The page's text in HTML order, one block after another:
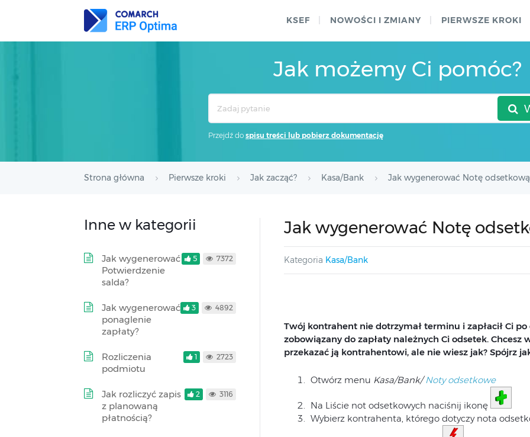
KSEF NOWOŚCI I ZMIANY PIERWSZE KROKI
Jak możemy Ci pomóc?
Przejdź do spisu treści lub pobierz dokumentację
Strona główna Pierwsze kroki Jak zacząć? Kasa/Bank Jak wygenerować Notę
Jak wygenerować Notę
Kategoria Kasa/Bank
Twój kontrahent nie dotrzymał terminu i zapłacił Ci
zobowiązany do zapłaty należnych Ci odsetek.
przekazać ją kontrahentowi, ale nie wiesz jak? Spójrz
Otwórz menu Kasa/Bank/Noty odsetkowe
Na Liście not odsetkowych naciśnij ikonę
Wybierz kontrahenta, którego dotyczy nota
Inne w kategorii
Jak wygenerować
Potwierdzenie
salda?
5 7372
Jak wygenerować
ponaglenie
zapłaty?
3 4892
Rozliczenia
podmiotu
1 2723
Jak rozliczyć zapis
z planowaną
płatnością?
2 3116